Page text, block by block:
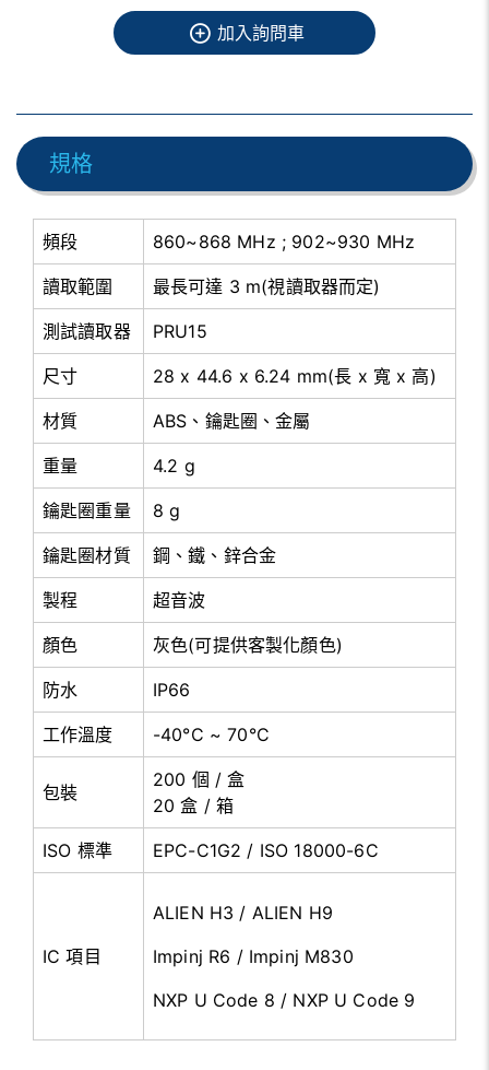
加入詢問車
規格
頻段 860~868 MHz ; 902~930 MHz
讀取範圍 最長可達 3 m(視讀取器而定)
測試讀取器 PRU15
尺寸 28 x 44.6 x 6.24 mm(長 x 寬 x 高)
材質 ABS、鑰匙圈、金屬
重量 4.2 g
鑰匙圈重量 8 g
鑰匙圈材質 鋼、鐵、鋅合金
製程 超音波
顏色 灰色(可提供客製化顏色)
防水 IP66
工作溫度 -40°C ~ 70°C
包裝
200 個 / 盒
20 盒 / 箱
ISO 標準 EPC-C1G2 / ISO 18000-6C
IC 項目
ALIEN H3 / ALIEN H9
Impinj R6 / Impinj M830
NXP U Code 8 / NXP U Code 9